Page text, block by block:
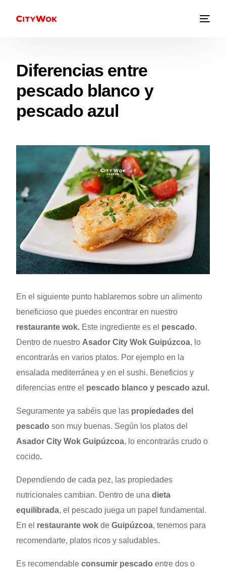
Diferencias entre
pescado blanco y
pescado azul
En el siguiente punto hablaremos sobre un alimento
beneficioso que puedes encontrar en nuestro
restaurante wok. Este ingrediente es el pescado.
Dentro de nuestro Asador City Wok Guipúzcoa, lo
encontrarás en varios platos. Por ejemplo en la
ensalada mediterránea y en el sushi. Beneficios y
diferencias entre el pescado blanco y pescado azul.
Seguramente ya sabéis que las propiedades del
pescado son muy buenas. Según los platos del
Asador City Wok Guipúzcoa, lo encontrarás crudo o
cocido.
Dependiendo de cada pez, las propiedades
nutricionales cambian. Dentro de unadieta
equilibrada, el pescado juega un papel fundamental.
En el restaurante wok de Guipúzcoa, tenemos para
recomendarte, platos ricos y saludables.
Es recomendableconsumir pescado entre dos o